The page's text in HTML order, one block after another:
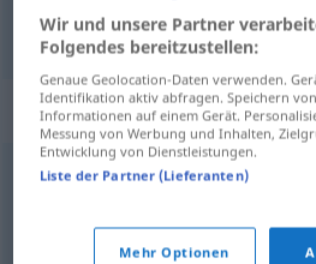
discursear ,perorar salbadern
Synonyme für
(sich) ergehen (in),labern (ugs.) ,
Wir und unsere Partner
Folgendes bereitzustellen:
Genaue Geolocation-Daten verwenden.
Identifikation aktiv abfragen. Speichern
Informationen auf einem Gerät.
Messung von Werbung und Inhalten,
Entwicklung von Dienstleistungen.
Liste der Partner (Lieferanten)
Mehr Optionen